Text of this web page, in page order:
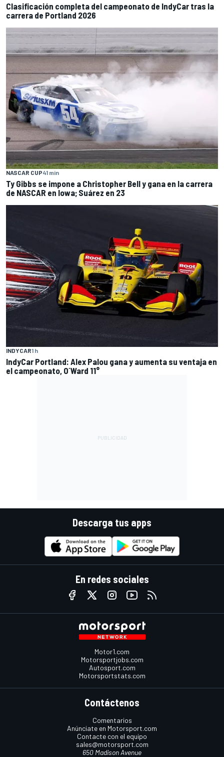
Clasificación completa del campeonato de IndyCar tras la
carrera de Portland 2026
NASCAR CUP41 min
Ty Gibbs se impone a Christopher Bell y gana en la carrera
de NASCAR en Iowa; Suárez en 23
INDYCAR1 h
IndyCar Portland: Alex Palou gana y aumenta su ventaja en
el campeonato, O´Ward 11°
Descarga tus apps
En redes sociales
Motor1.com
Motorsportjobs.com
Autosport.com
Motorsportstats.com
Contáctenos
Comentarios
Anúnciate en Motorsport.com
Contacte con el equipo
sales@motorsport.com
650 Madison Avenue